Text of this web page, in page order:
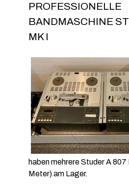
PROFESSIONELLE
BANDMASCHINE
MK I
haben mehrere Studer A 807
Meter) am Lager.